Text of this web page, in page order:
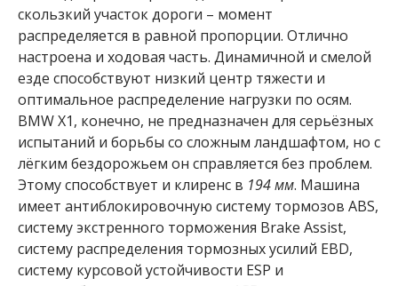
скользкий участок дороги – момент
распределяется в равной пропорции. Отлично
настроена и ходовая часть. Динамичной и смелой
езде способствуют низкий центр тяжести и
оптимальное распределение нагрузки по осям.
BMW X1, конечно, не предназначен для серьёзных
испытаний и борьбы со сложным ландшафтом, но с
лёгким бездорожьем он справляется без проблем.
Этому способствует и клиренс в 194 мм. Машина
имеет антиблокировочную систему тормозов ABS,
систему экстренного торможения Brake Assist,
систему распределения тормозных усилий EBD,
систему курсовой устойчивости ESP и